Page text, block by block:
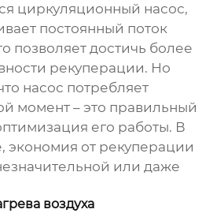
циркуляционный насос,
постоянный поток
позволяет достичь более
рекуперации. Но
насос потребляет
момент – это правильный
его работы. В
экономия от рекуперации
или даже
воздуха